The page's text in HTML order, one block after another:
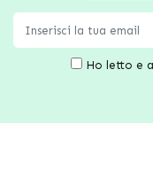
Ho letto e